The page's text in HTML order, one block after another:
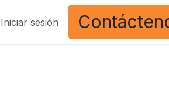
Iniciar sesión